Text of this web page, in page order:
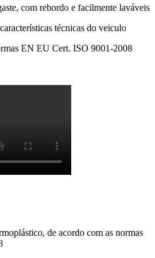
com rebordo e facilmente laváveis
técnicas do veiculo
EN EU Cert. ISO 9001-2008
de acordo com as normas